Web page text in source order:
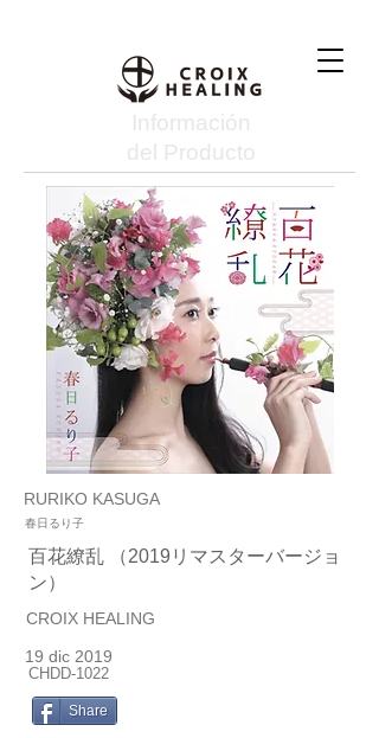
Información
del Producto
RURIKO KASUGA
春日るり子
百花繚乱 （2019リマスターバージョ
ン）
CROIX HEALING
19 dic 2019
CHDD-1022
Share